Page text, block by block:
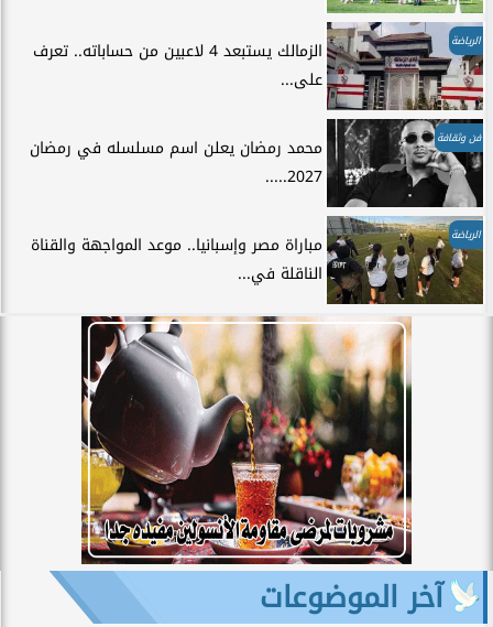
الرياضة
الزمالك يستبعد 4 لاعبين من حساباته.. تعرف
على...
فن وثقافة
محمد رمضان يعلن اسم مسلسله في رمضان
2027.....
الرياضة
مباراة مصر وإسبانيا.. موعد المواجهة والقناة
الناقلة في...
آخر الموضوعات